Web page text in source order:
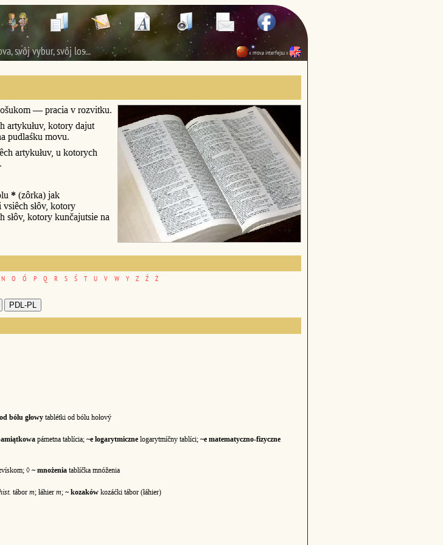
svôj vybur, svôj los... « mova interfejsu »
— pracia v rozvitku.
artykułuv, kotory dajut
pudlaśku movu.
artykułuv, u kotorych
* (zôrka) jak
vsiêch słôv, kotory
słôv, kotory kunčajutsie na
N O Ó P Q R S Ś T U V W Y Z Ź Ż
bólu głowy tablétki od bólu hołový
pámetna tablícia; ~e logarytmiczne logarytmíčny tablíci; ~e matematyczno-fizyczne
◊ ~ mnożenia tablíčka mnóženia
tábor m; łáhier m; ~ kozaków kozáćki tábor (łáhier)